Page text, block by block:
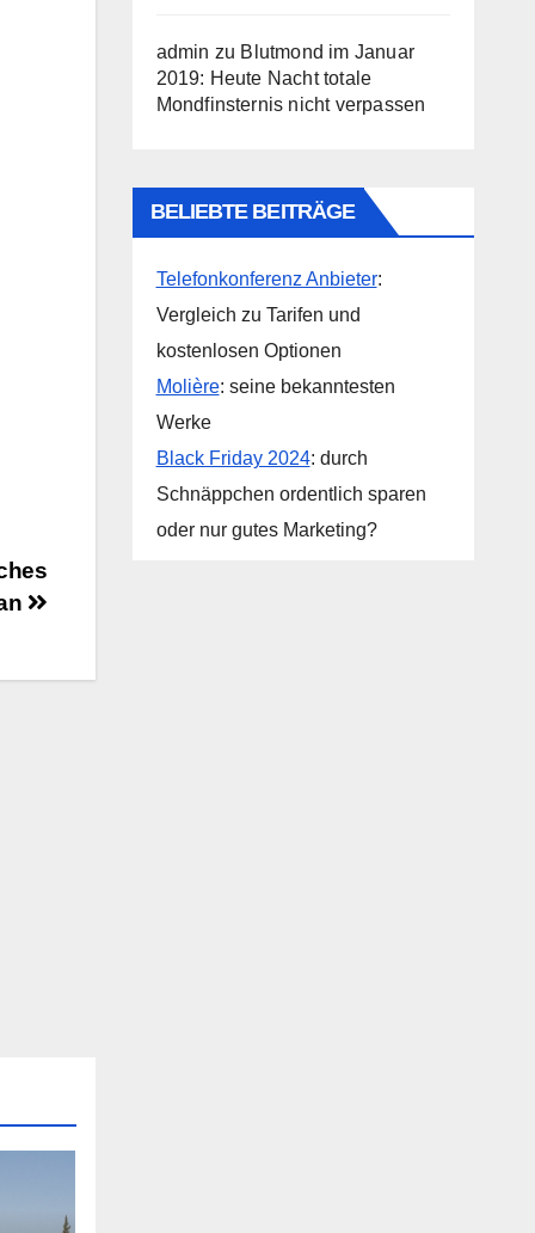
admin zu Blutmond im Januar
2019: Heute Nacht totale
Mondfinsternis nicht verpassen
BELIEBTE BEITRÄGE
Telefonkonferenz Anbieter:
Vergleich zu Tarifen und
kostenlosen Optionen
Molière: seine bekanntesten
Werke
Black Friday 2024: durch
Schnäppchen ordentlich sparen
oder nur gutes Marketing?